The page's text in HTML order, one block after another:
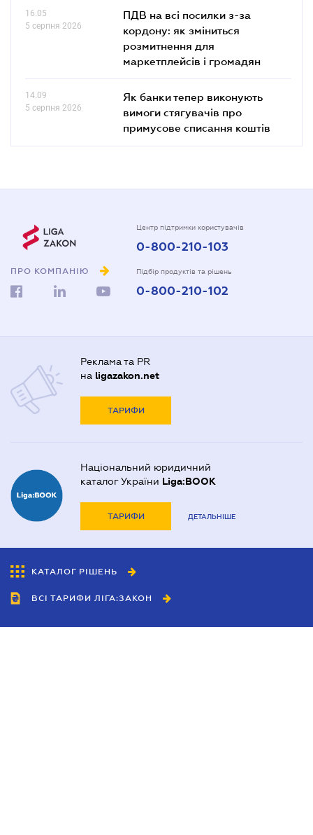
16.05
5 серпня 2026
ПДВ на всі посилки з-за
кордону: як зміниться
розмитнення для
маркетплейсів і громадян
14.09
5 серпня 2026
Як банки тепер виконують
вимоги стягувачів про
примусове списання коштів
ПРО КОМПАНІЮ
Центр підтримки користувачів
0-800-210-103
Підбір продуктів та рішень
0-800-210-102
Реклама та PR
на ligazakon.net
ТАРИФИ
Національний юридичний
каталог України Liga:BOOK
ТАРИФИ ДЕТАЛЬНІШЕ
КАТАЛОГ РІШЕНЬ
ВСІ ТАРИФИ ЛІГА:ЗАКОН